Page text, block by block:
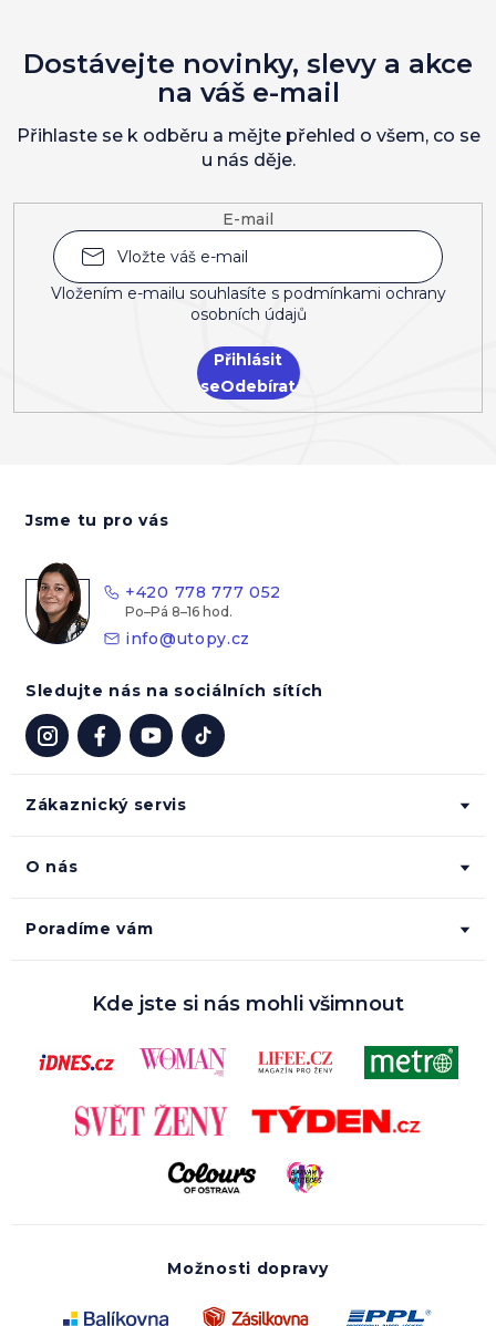
E-mail
Vložením e-mailu souhlasíte s podmínkami ochrany
osobních údajů
Přihlásit
se
Dostávejte novinky, slevy a akce
na váš e-mail
Přihlaste se k odběru a mějte přehled o všem, co se
u nás děje.
Zákaznický servis
O nás
Poradíme vám
Jsme tu pro vás
+420 778 777 052
info@utopy.cz
Sledujte nás na sociálních sítích
Kde jste si nás mohli všimnout
Možnosti dopravy